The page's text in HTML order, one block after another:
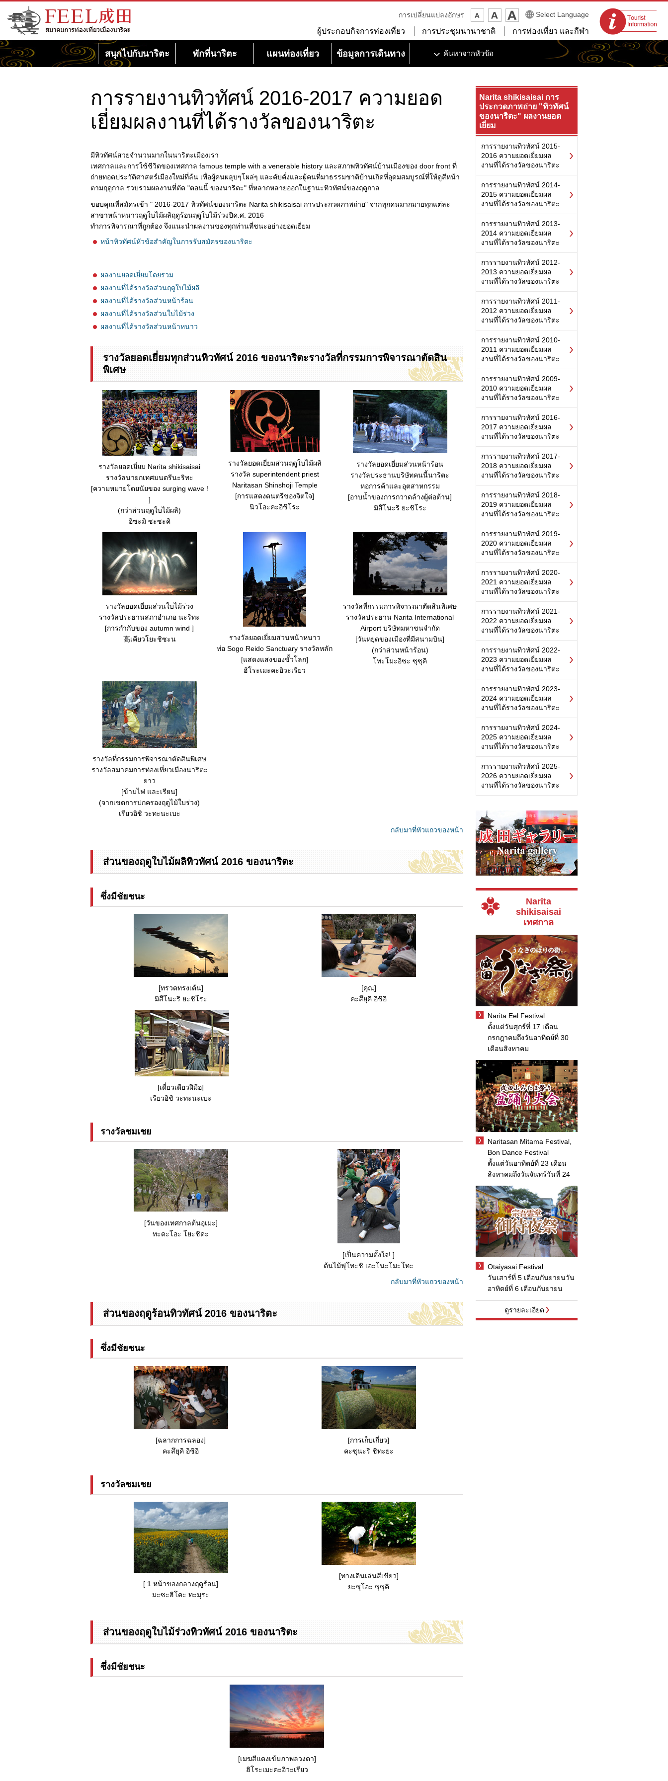
เว็บไซต์สมาคมการท่องเที่ยวเมืองนาริตะ
FEEL นาริตะ
จุดแนะนำนักท่อง
เที่ยว
การเปลี่ยนแปลงอักษร Select Language
ผู้ประกอบกิจการท่องเที่ยว การประชุมนานาชาติ การท่องเที่ยว และกีฬา
สนุกไปกับนาริตะ พักที่นาริตะ แผนท่องเที่ยว ข้อมูลการเดินทาง ค้นหาจากหัวข้อ
การรายงานทิวทัศน์ 2016-2017 ความยอด
เยี่ยมผลงานที่ได้รางวัลของนาริตะ
มีทิวทัศน์สวยจำนวนมากในนาริตะเมืองเรา
เทศกาลและการใช้ชีวิตของเทศกาล famous temple with a venerable history และสภาพทิวทัศน์บ้านเมืองของ door front ที่
ถ่ายทอดประวัติศาสตร์เมืองใหม่ที่ล้น เพื่อผู้คนผลุบๆโผล่ๆ และคับคั่งและผู้คนที่มาธรรมชาติบ้านเกิดที่อุดมสมบูรณ์ที่ให้ดูสีหน้า
ตามฤดูกาล รวบรวมผลงานที่ตัด "ตอนนี้ ของนาริตะ" ที่หลากหลายออกในฐานะทิวทัศน์ของฤดูกาล
ขอบคุณที่สมัครเข้า " 2016-2017 ทิวทัศน์ของนาริตะ Narita shikisaisai การประกวดภาพถ่าย" จากทุกคนมากมายทุกแต่ละ
สาขาหน้าหนาวฤดูใบไม้ผลิฤดูร้อนฤดูใบไม้ร่วงปีค.ศ. 2016
ทำการพิจารณาที่ถูกต้อง จึงแนะนำผลงานของทุกท่านที่ชนะอย่างยอดเยี่ยม
หน้าทิวทัศน์หัวข้อสำคัญในการรับสมัครของนาริตะ
ผลงานยอดเยี่ยมโดยรวม
ผลงานที่ได้รางวัลส่วนฤดูใบไม้ผลิ
ผลงานที่ได้รางวัลส่วนหน้าร้อน
ผลงานที่ได้รางวัลส่วนใบไม้ร่วง
ผลงานที่ได้รางวัลส่วนหน้าหนาว
รางวัลยอดเยี่ยมทุกส่วนทิวทัศน์ 2016 ของนาริตะรางวัลที่กรรมการพิจารณาตัดสิน
พิเศษ
รางวัลยอดเยี่ยม Narita shikisaisai
รางวัลนายกเทศมนตรีนะริทะ
[ความหมายโดยนัยของ surging wave !
]
(กว่าส่วนฤดูใบไม้ผลิ)
อิซะมิ ซะซะคิ
รางวัลยอดเยี่ยมส่วนฤดูใบไม้ผลิ
รางวัล superintendent priest
Naritasan Shinshoji Temple
[การแสดงดนตรีของจิตใจ]
นิวโอะคะอิชิโระ
รางวัลยอดเยี่ยมส่วนหน้าร้อน
รางวัลประธานบริษัทคนนี้นาริตะ
หอการค้าและอุตสาหกรรม
[อาบน้ำของการกวาดล้างผู้ต่อต้าน]
มิสึโนะริ ยะชิโระ
รางวัลยอดเยี่ยมส่วนใบไม้ร่วง
รางวัลประธานสภาอำเภอ นะริทะ
[การกำกับของ autumn wind ]
髙เคียวโยะชิซะน
รางวัลยอดเยี่ยมส่วนหน้าหนาว
ท่อ Sogo Reido Sanctuary รางวัลหลัก
[แสดงแสงของขั้วโลก]
ฮิโระเมะคะอิวะเรียว
รางวัลที่กรรมการพิจารณาตัดสินพิเศษ
รางวัลประธาน Narita International
Airport บริษัทมหาชนจำกัด
[วันหยุดของเมืองที่มีสนามบิน]
(กว่าส่วนหน้าร้อน)
โทะโมะอิซะ ซุซุคิ
รางวัลที่กรรมการพิจารณาตัดสินพิเศษ
รางวัลสมาคมการท่องเที่ยวเมืองนาริตะ
ยาว
[ข้ามไฟ และเรียน]
(จากเขตการปกครองฤดูไม้ใบร่วง)
เรียวอิชิ วะทะนะเบะ
กลับมาที่หัวแถวของหน้า
ส่วนของฤดูใบไม้ผลิทิวทัศน์ 2016 ของนาริตะ
ซึ่งมีชัยชนะ
[ทรวดทรงเต้น]
มิสึโนะริ ยะชิโระ
[คุณ]
คะสึยุคิ อิชิอิ
[เดี๋ยวเดียวฝีมือ]
เรียวอิชิ วะทะนะเบะ
รางวัลชมเชย
[วันของเทศกาลต้นอุเมะ]
ทะดะโอะ โยะชิดะ
[เป็นความตั้งใจ! ]
ต้นไม้ฟุโทะชิ เอะโนะโมะโทะ
กลับมาที่หัวแถวของหน้า
ส่วนของฤดูร้อนทิวทัศน์ 2016 ของนาริตะ
ซึ่งมีชัยชนะ
[ฉลากการฉลอง]
คะสึยุคิ อิชิอิ
[การเก็บเกี่ยว]
คะซุนะริ ชิทะยะ
รางวัลชมเชย
[ 1 หน้าของกลางฤดูร้อน]
มะซะฮิโคะ ทะมุระ
[ทางเดินเล่นสีเขียว]
ยะซุโอะ ซุซุคิ
ส่วนของฤดูใบไม้ร่วงทิวทัศน์ 2016 ของนาริตะ
ซึ่งมีชัยชนะ
[เมฆสีแดงเข้มภาพลวงตา]
ฮิโระเมะคะอิวะเรียว
Narita shikisaisai การ
ประกวดภาพถ่าย "ทิวทัศน์
ของนาริตะ" ผลงานยอด
เยี่ยม
การรายงานทิวทัศน์ 2015-
2016 ความยอดเยี่ยมผล
งานที่ได้รางวัลของนาริตะ
การรายงานทิวทัศน์ 2014-
2015 ความยอดเยี่ยมผล
งานที่ได้รางวัลของนาริตะ
การรายงานทิวทัศน์ 2013-
2014 ความยอดเยี่ยมผล
งานที่ได้รางวัลของนาริตะ
การรายงานทิวทัศน์ 2012-
2013 ความยอดเยี่ยมผล
งานที่ได้รางวัลของนาริตะ
การรายงานทิวทัศน์ 2011-
2012 ความยอดเยี่ยมผล
งานที่ได้รางวัลของนาริตะ
การรายงานทิวทัศน์ 2010-
2011 ความยอดเยี่ยมผล
งานที่ได้รางวัลของนาริตะ
การรายงานทิวทัศน์ 2009-
2010 ความยอดเยี่ยมผล
งานที่ได้รางวัลของนาริตะ
การรายงานทิวทัศน์ 2016-
2017 ความยอดเยี่ยมผล
งานที่ได้รางวัลของนาริตะ
การรายงานทิวทัศน์ 2017-
2018 ความยอดเยี่ยมผล
งานที่ได้รางวัลของนาริตะ
การรายงานทิวทัศน์ 2018-
2019 ความยอดเยี่ยมผล
งานที่ได้รางวัลของนาริตะ
การรายงานทิวทัศน์ 2019-
2020 ความยอดเยี่ยมผล
งานที่ได้รางวัลของนาริตะ
การรายงานทิวทัศน์ 2020-
2021 ความยอดเยี่ยมผล
งานที่ได้รางวัลของนาริตะ
การรายงานทิวทัศน์ 2021-
2022 ความยอดเยี่ยมผล
งานที่ได้รางวัลของนาริตะ
การรายงานทิวทัศน์ 2022-
2023 ความยอดเยี่ยมผล
งานที่ได้รางวัลของนาริตะ
การรายงานทิวทัศน์ 2023-
2024 ความยอดเยี่ยมผล
งานที่ได้รางวัลของนาริตะ
การรายงานทิวทัศน์ 2024-
2025 ความยอดเยี่ยมผล
งานที่ได้รางวัลของนาริตะ
การรายงานทิวทัศน์ 2025-
2026 ความยอดเยี่ยมผล
งานที่ได้รางวัลของนาริตะ
Narita
shikisaisai
เทศกาล
Narita Eel Festival
ตั้งแต่วันศุกร์ที่ 17 เดือน
กรกฎาคมถึงวันอาทิตย์ที่ 30
เดือนสิงหาคม
Naritasan Mitama Festival,
Bon Dance Festival
ตั้งแต่วันอาทิตย์ที่ 23 เดือน
สิงหาคมถึงวันจันทร์วันที่ 24
Otaiyasai Festival
วันเสาร์ที่ 5 เดือนกันยายนวัน
อาทิตย์ที่ 6 เดือนกันยายน
ดูรายละเอียด